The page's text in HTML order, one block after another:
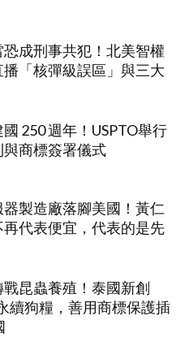
成刑事共犯！北美智權
「核彈級誤區」與三大
250 週年！USPTO舉行
與商標簽署儀式
製造廠落腳美國！黃仁
代表便宜，代表的是先
昆蟲養殖！泰國新創
續狗糧，善用商標保護插